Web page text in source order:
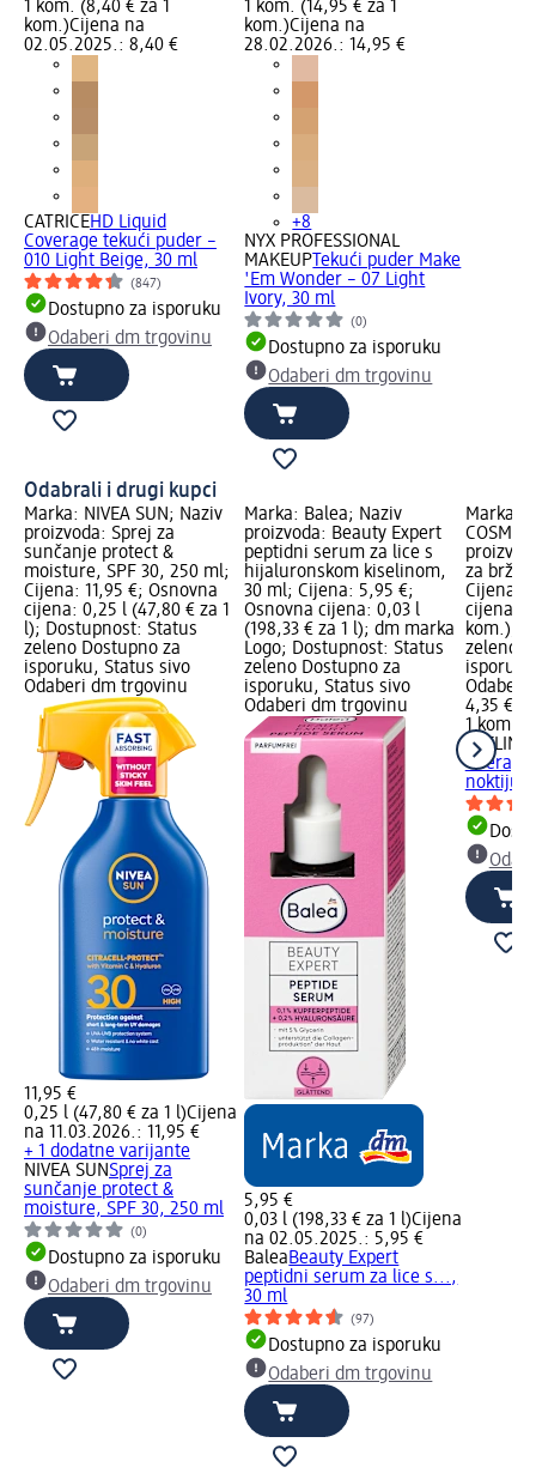
1 kom. (8,40 € za 1
kom.)Cijena na
02.05.2025.: 8,40 €
CATRICEHD Liquid
Coverage tekući puder –
010 Light Beige, 30 ml
(847)
Dostupno za isporuku
Odaberi dm trgovinu
1 kom. (14,95 € za 1
kom.)Cijena na
28.02.2026.: 14,95 €
+8
NYX PROFESSIONAL
MAKEUPTekući puder Make
'Em Wonder – 07 Light
Ivory, 30 ml
(0)
Dostupno za isporuku
Odaberi dm trgovinu
Odabrali i drugi kupci
Marka: NIVEA SUN; Naziv
proizvoda: Sprej za
sunčanje protect &
moisture, SPF 30, 250 ml;
Cijena: 11,95 €; Osnovna
cijena: 0,25 l (47,80 € za 1
l); Dostupnost: Status
zeleno Dostupno za
isporuku, Status sivo
Odaberi dm trgovinu
11,95 €
0,25 l (47,80 € za 1 l)Cijena
na 11.03.2026.: 11,95 €
+ 1 dodatne varijante
NIVEA SUNSprej za
sunčanje protect &
moisture, SPF 30, 250 ml
(0)
Dostupno za isporuku
Odaberi dm trgovinu
Marka: Balea; Naziv
proizvoda: Beauty Expert
peptidni serum za lice s
hijaluronskom kiselinom,
30 ml; Cijena: 5,95 €;
Osnovna cijena: 0,03 l
(198,33 € za 1 l); dm marka
Logo; Dostupnost: Status
zeleno Dostupno za
isporuku, Status sivo
Odaberi dm trgovinu
5,95 €
0,03 l (198,33 € za 1 l)Cijena
na 02.05.2025.: 5,95 €
BaleaBeauty Expert
peptidni serum za lice s...,
30 ml
(97)
Dostupno za isporuku
Odaberi dm trgovinu
Marka:
za brži
Cijena:
cijena: 1
kom.);
zeleno
Odaberi
4,35 €
1 kom.
Therapy
noktiju,